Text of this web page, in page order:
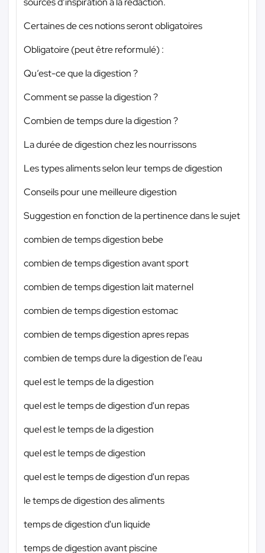
Certaines de ces notions seront obligatoires
Obligatoire (peut être reformulé) :
Qu’est-ce que la digestion ?
Comment se passe la digestion ?
Combien de temps dure la digestion ?
La durée de digestion chez les nourrissons
Les types aliments selon leur temps de digestion
Conseils pour une meilleure digestion
Suggestion en fonction de la pertinence dans le sujet
combien de temps digestion bebe
combien de temps digestion avant sport
combien de temps digestion lait maternel
combien de temps digestion estomac
combien de temps digestion apres repas
combien de temps dure la digestion de l'eau
quel est le temps de la digestion
quel est le temps de digestion d'un repas
quel est le temps de la digestion
quel est le temps de digestion
quel est le temps de digestion d'un repas
le temps de digestion des aliments
temps de digestion d'un liquide
temps de digestion avant piscine